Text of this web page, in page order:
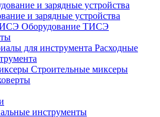
и зарядные устройства
Оборудование ТИСЭ
Расходные
Строительные миксеры